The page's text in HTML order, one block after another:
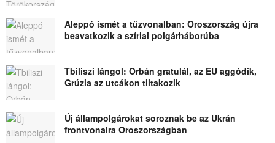
Aleppó ismét a tűzvonalban: Oroszország újra
beavatkozik a szíriai polgárháborúba
Tbiliszi lángol: Orbán gratulál, az EU aggódik,
Grúzia az utcákon tiltakozik
Új állampolgárokat soroznak be az Ukrán
frontvonalra Oroszországban